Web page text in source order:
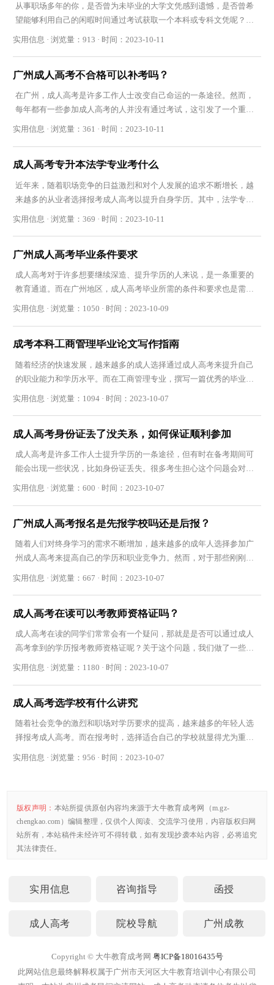
从事职场多年的你，是否曾为未毕业的大学文凭感到遗憾，是否曾希
望能够利用自己的闲暇时间通过考试获取一个本科或专科文凭呢？广
州成人高考或许是你值得关注的一条途径。那么
实用信息 · 浏览量：913 · 时间：2023-10-11
广州成人高考不合格可以补考吗？
在广州，成人高考是许多工作人士改变自己命运的一条途径。然而，
每年都有一些参加成人高考的人并没有通过考试，这引发了一个重要
问题：广州成人高考不合格可以补考吗？ 现行政
实用信息 · 浏览量：361 · 时间：2023-10-11
成人高考专升本法学专业考什么
近年来，随着职场竞争的日益激烈和对个人发展的追求不断增长，越
来越多的从业者选择报考成人高考以提升自身学历。其中，法学专业
备受青睐。那么，究竟成人高考法学专业都需要
实用信息 · 浏览量：369 · 时间：2023-10-11
广州成人高考毕业条件要求
成人高考对于许多想要继续深造、提升学历的人来说，是一条重要的
教育通道。而在广州地区，成人高考毕业所需的条件和要求也是需要
我们关注和了解的。下面将为大家详细介绍广州
实用信息 · 浏览量：1050 · 时间：2023-10-09
成考本科工商管理毕业论文写作指南
随着经济的快速发展，越来越多的成人选择通过成人高考来提升自己
的职业能力和学历水平。而在工商管理专业，撰写一篇优秀的毕业论
文是考核学生综合能力的重要环节。本文将从选
实用信息 · 浏览量：1094 · 时间：2023-10-07
成人高考身份证丢了没关系，如何保证顺利参加
成人高考是许多工作人士提升学历的一条途径，但有时在备考期间可
能会出现一些状况，比如身份证丢失。很多考生担心这个问题会对他
们参加考试产生不良影响。那么，如果你是一名
实用信息 · 浏览量：600 · 时间：2023-10-07
广州成人高考报名是先报学校吗还是后报？
随着人们对终身学习的需求不断增加，越来越多的成年人选择参加广
州成人高考来提高自己的学历和职业竞争力。然而，对于那些刚刚踏
入成人高考大门的考生来说，其中一个常见问题
实用信息 · 浏览量：667 · 时间：2023-10-07
成人高考在读可以考教师资格证吗？
成人高考在读的同学们常常会有一个疑问，那就是是否可以通过成人
高考拿到的学历报考教师资格证呢？关于这个问题，我们做了一些调
查和整理，来为大家解答。 不同学历的报考要求
实用信息 · 浏览量：1180 · 时间：2023-10-07
成人高考选学校有什么讲究
随着社会竞争的激烈和职场对学历要求的提高，越来越多的年轻人选
择报考成人高考。而在报考时，选择适合自己的学校就显得尤为重
要。那么，成人高考选学校有什么讲究呢？下面将
实用信息 · 浏览量：956 · 时间：2023-10-07
版权声明： 本站所提供原创内容均来源于大牛教育成考网（m.gz-
chengkao.com）编辑整理，仅供个人阅读、交流学习使用，内容版权归网
站所有，本站稿件未经许可不得转载，如有发现抄袭本站内容，必将追究
其法律责任。
实用信息 咨询指导 函授
成人高考 院校导航 广州成教
Copyright © 大牛教育成考网 粤ICP备18016435号
此网站信息最终解释权属于广州市天河区大牛教育培训中心有限公司